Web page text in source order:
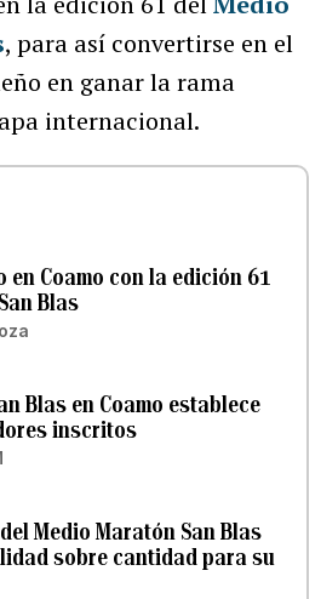
, para así convertirse en el
en ganar la rama
internacional.
en Coamo con la edición 61
Blas
Blas en Coamo establece
inscritos
Medio Maratón San Blas
sobre cantidad para su